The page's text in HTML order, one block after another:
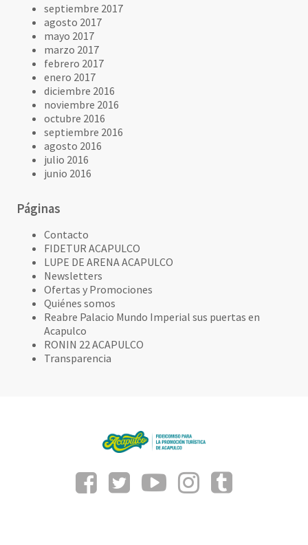
septiembre 2017
agosto 2017
mayo 2017
marzo 2017
febrero 2017
enero 2017
diciembre 2016
noviembre 2016
octubre 2016
septiembre 2016
agosto 2016
julio 2016
junio 2016
Páginas
Contacto
FIDETUR ACAPULCO
LUPE DE ARENA ACAPULCO
Newsletters
Ofertas y Promociones
Quiénes somos
Reabre Palacio Mundo Imperial sus puertas en
Acapulco
RONIN 22 ACAPULCO
Transparencia